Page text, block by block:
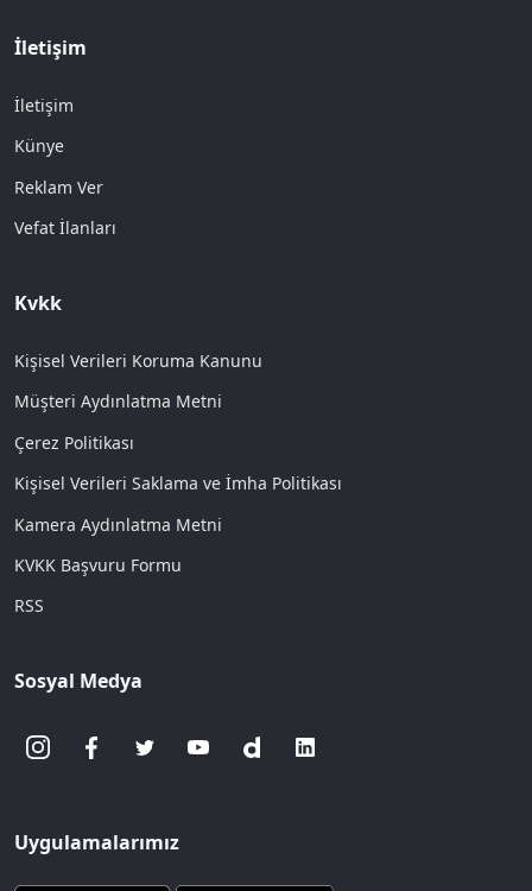
İletişim
İletişim
Künye
Reklam Ver
Vefat İlanları
Kvkk
Kişisel Verileri Koruma Kanunu
Müşteri Aydınlatma Metni
Çerez Politikası
Kişisel Verileri Saklama ve İmha Politikası
Kamera Aydınlatma Metni
KVKK Başvuru Formu
RSS
Sosyal Medya
Uygulamalarımız